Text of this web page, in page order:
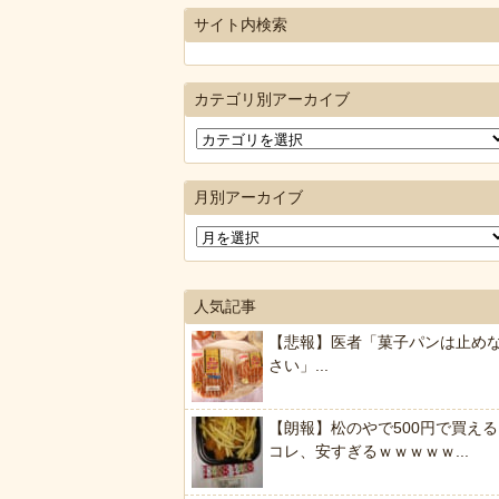
サイト内検索
カテゴリ別アーカイブ
月別アーカイブ
人気記事
【悲報】医者「菓子パンは止め
さい」...
【朗報】松のやで500円で買える
コレ、安すぎるｗｗｗｗｗ...